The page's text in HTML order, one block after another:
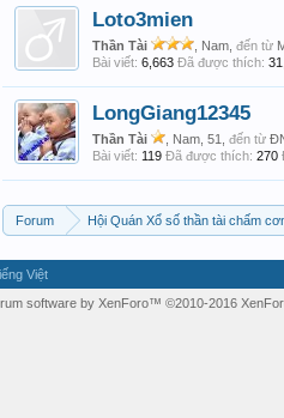
Loto3mien
Thần Tài , Nam, đến từ
Bài viết: 6,663 Đã được thích:
LongGiang12345
Thần Tài , Nam, 51, đến từ
Bài viết: 119 Đã được thích: 270
Forum Hội Quán Xổ số thần tài chấm
Việt
software by XenForo™ ©2010-2016